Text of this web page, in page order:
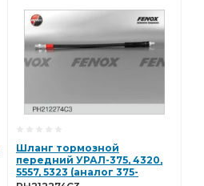
Шланг тормозной
передний УРАЛ-375, 4320,
5557, 5323 (аналог 375-